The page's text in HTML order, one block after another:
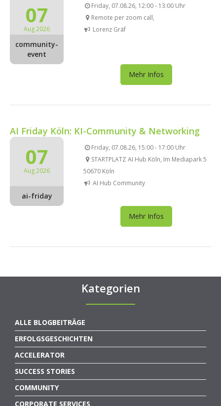
07
Aug 2026
community-
event
Friday, 07.08.26, 12:00 - 13:00 Uhr
Remote per zoom call,
Lorenz Gräf
Mehr Infos
AI Friday Köln: KI-Community & Networking
07
Aug 2026
ai-friday
Friday, 07.08.26, 15:00 - 17:00 Uhr
STARTPLATZ AI Hub Köln, Im Mediapark 5
50670 Köln
AI Hub Community
Mehr Infos
Kategorien
ALLE BLOGBEITRÄGE
ERFOLGSGESCHICHTEN
ACCELERATOR
SUCCESS STORIES
COMMUNITY
CORPORATE SERVICES